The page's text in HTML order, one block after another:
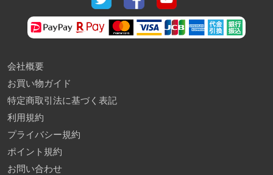
会社概要
お買い物ガイド
特定商取引法に基づく表記
利用規約
プライバシー規約
ポイント規約
お問い合わせ